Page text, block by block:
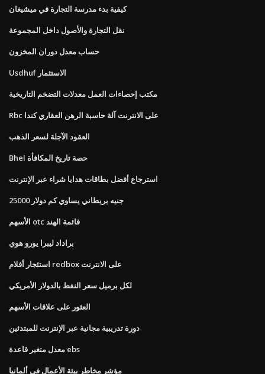
كيفية بدء مدرسة التجارة في ميشيغان
نقل التجارة والأصول داخل المجموعة
حساب معدل دوران المخزون
Usdhuf الاستثمار
مكتب إحصاءات العمل معدلات التضخم التاريخية
Rbc على الانترنت آلة حاسبة الرهن العقاري كندا
العقود الآجلة لسعر الذهب
Bhel حصة تاريخ المكافأة
استرجاع أفضل بطاقات هدايا شراء عبر الإنترنت
25000 جنيه بريطاني يساوي كم دولار
الأسهم otc قائمة الهند
براداد ليبرا يورو هوي
استئجار أفلام redbox على الانترنت
لكل برميل سعر النفط بالدولار الأمريكي
العثور على علاقات الأسهم
دورة تدريبية مجانية عبر الإنترنت للمبتدئين
معدل متغير قاعدة ebs
مؤشر مخاطر بيئة الأعمال في ألمانيا